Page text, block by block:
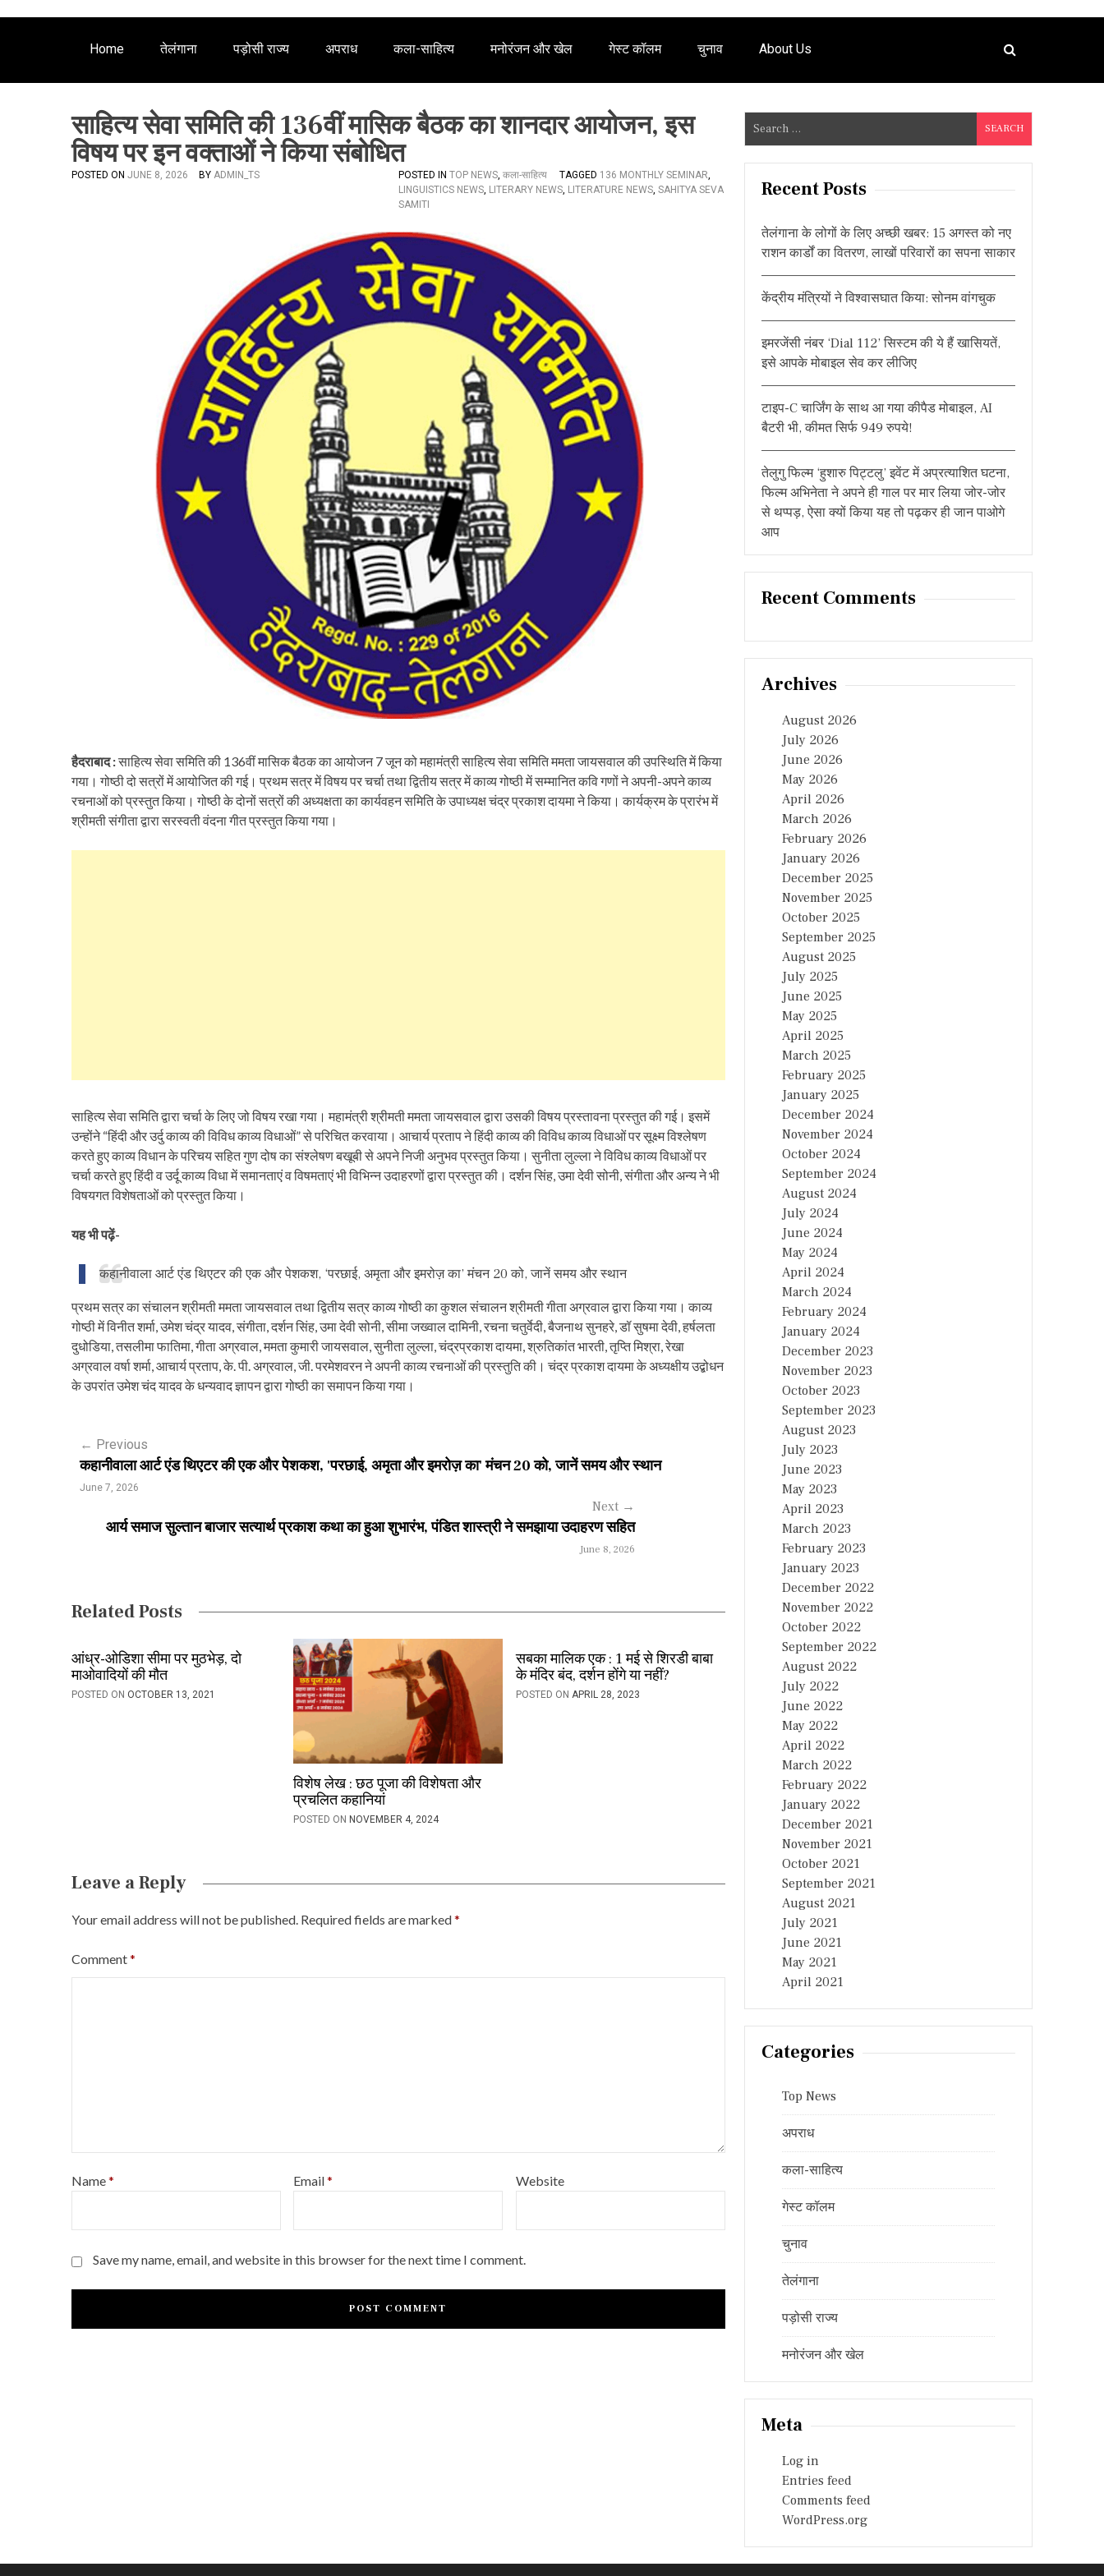
Home तेलंगाना पड़ोसी राज्य अपराध कला-साहित्य मनोरंजन और खेल गेस्ट कॉलम चुनाव About Us
साहित्य सेवा समिति की 136वीं मासिक बैठक का शानदार आयोजन, इस
विषय पर इन वक्ताओं ने किया संबोधित
POSTED ON JUNE 8, 2026 BY ADMIN_TS POSTED IN TOP NEWS, कला-साहित्य TAGGED 136 MONTHLY SEMINAR,
LINGUISTICS NEWS, LITERARY NEWS, LITERATURE NEWS, SAHITYA SEVA
SAMITI
हैदराबाद :साहित्य सेवा समिति की 136वीं मासिक बैठक का आयोजन 7 जून को महामंत्री साहित्य सेवा समिति ममता जायसवाल की उपस्थिति में किया
गया। गोष्ठी दो सत्रों में आयोजित की गई। प्रथम सत्र में विषय पर चर्चा तथा द्वितीय सत्र में काव्य गोष्ठी में सम्मानित कवि गणों ने अपनी-अपने काव्य
रचनाओं को प्रस्तुत किया। गोष्ठी के दोनों सत्रों की अध्यक्षता का कार्यवहन समिति के उपाध्यक्ष चंद्र प्रकाश दायमा ने किया। कार्यक्रम के प्रारंभ में
श्रीमती संगीता द्वारा सरस्वती वंदना गीत प्रस्तुत किया गया।
साहित्य सेवा समिति द्वारा चर्चा के लिए जो विषय रखा गया। महामंत्री श्रीमती ममता जायसवाल द्वारा उसकी विषय प्रस्तावना प्रस्तुत की गई। इसमें
उन्होंने “हिंदी और उर्दु काव्य की विविध काव्य विधाओं” से परिचित करवाया। आचार्य प्रताप ने हिंदी काव्य की विविध काव्य विधाओं पर सूक्ष्म विश्लेषण
करते हुए काव्य विधान के परिचय सहित गुण दोष का संश्लेषण बखूबी से अपने निजी अनुभव प्रस्तुत किया। सुनीता लुल्ला ने विविध काव्य विधाओं पर
चर्चा करते हुए हिंदी व उर्दू काव्य विधा में समानताएं व विषमताएं भी विभिन्न उदाहरणों द्वारा प्रस्तुत की। दर्शन सिंह, उमा देवी सोनी, संगीता और अन्य ने भी
विषयगत विशेषताओं को प्रस्तुत किया।
यह भी पढ़ें-
कहानीवाला आर्ट एंड थिएटर की एक और पेशकश, ‘परछाई, अमृता और इमरोज़ का’ मंचन 20 को, जानें समय और स्थान
प्रथम सत्र का संचालन श्रीमती ममता जायसवाल तथा द्वितीय सत्र काव्य गोष्ठी का कुशल संचालन श्रीमती गीता अग्रवाल द्वारा किया गया। काव्य
गोष्ठी में विनीत शर्मा, उमेश चंद्र यादव, संगीता, दर्शन सिंह, उमा देवी सोनी, सीमा जख्वाल दामिनी, रचना चतुर्वेदी, बैजनाथ सुनहरे, डॉ सुषमा देवी, हर्षलता
दुधोडिया, तसलीमा फातिमा, गीता अग्रवाल, ममता कुमारी जायसवाल, सुनीता लुल्ला, चंद्रप्रकाश दायमा, श्रुतिकांत भारती, तृप्ति मिश्रा, रेखा
अग्रवाल वर्षा शर्मा, आचार्य प्रताप, के. पी. अग्रवाल, जी. परमेशवरन ने अपनी काव्य रचनाओं की प्रस्तुति की। चंद्र प्रकाश दायमा के अध्यक्षीय उद्बोधन
के उपरांत उमेश चंद यादव के धन्यवाद ज्ञापन द्वारा गोष्ठी का समापन किया गया।
P
v
i
g
← Previous
कहानीवाला आर्ट एंड थिएटर की एक और पेशकश, 'परछाई, अमृता और इमरोज़ का' मंचन 20 को, जानें समय और स्थान
June 7, 2026
Next →
आर्य समाज सुल्तान बाजार सत्यार्थ प्रकाश कथा का हुआ शुभारंभ, पंडित शास्त्री ने समझाया उदाहरण सहित
June 8, 2026
Related Posts
आंध्र-ओडिशा सीमा पर मुठभेड़, दो
माओवादियों की मौत
POSTED ON OCTOBER 13, 2021
विशेष लेख : छठ पूजा की विशेषता और
प्रचलित कहानियां
POSTED ON NOVEMBER 4, 2024
सबका मालिक एक : 1 मई से शिरडी बाबा
के मंदिर बंद, दर्शन होंगे या नहीं?
POSTED ON APRIL 28, 2023
Leave a Reply
Your email address will not be published. Required fields are marked*
Comment*
Name* Email* Website
Save my name, email, and website in this browser for the next time I comment.
e
a
Recent Posts
तेलंगाना के लोगों के लिए अच्छी खबर: 15 अगस्त को नए
राशन कार्डों का वितरण, लाखों परिवारों का सपना साकार
केंद्रीय मंत्रियों ने विश्वासघात किया: सोनम वांगचुक
इमरजेंसी नंबर ‘Dial 112’ सिस्टम की ये हैं खासियतें,
इसे आपके मोबाइल सेव कर लीजिए
टाइप-C चार्जिंग के साथ आ गया कीपैड मोबाइल, AI
बैटरी भी, कीमत सिर्फ 949 रुपये!
तेलुगु फिल्म ‘हुशारु पिट्टलु’ इवेंट में अप्रत्याशित घटना,
फिल्म अभिनेता ने अपने ही गाल पर मार लिया जोर-जोर
से थप्पड़, ऐसा क्यों किया यह तो पढ़कर ही जान पाओगे
आप
Recent Comments
Archives
August 2026
July 2026
June 2026
May 2026
April 2026
March 2026
February 2026
January 2026
December 2025
November 2025
October 2025
September 2025
August 2025
July 2025
June 2025
May 2025
April 2025
March 2025
February 2025
January 2025
December 2024
November 2024
October 2024
September 2024
August 2024
July 2024
June 2024
May 2024
April 2024
March 2024
February 2024
January 2024
December 2023
November 2023
October 2023
September 2023
August 2023
July 2023
June 2023
May 2023
April 2023
March 2023
February 2023
January 2023
December 2022
November 2022
October 2022
September 2022
August 2022
July 2022
June 2022
May 2022
April 2022
March 2022
February 2022
January 2022
December 2021
November 2021
October 2021
September 2021
August 2021
July 2021
June 2021
May 2021
April 2021
Categories
Top News
अपराध
कला-साहित्य
गेस्ट कॉलम
चुनाव
तेलंगाना
पड़ोसी राज्य
मनोरंजन और खेल
Meta
Log in
Entries feed
Comments feed
WordPress.org